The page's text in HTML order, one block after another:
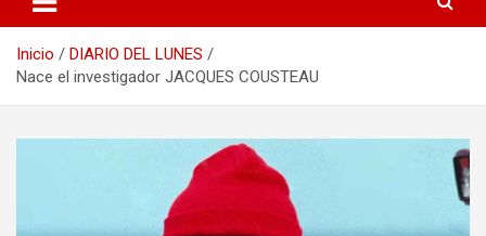
Inicio
DIARIO DEL LUNES
Nace el investigador JACQUES COUSTEAU